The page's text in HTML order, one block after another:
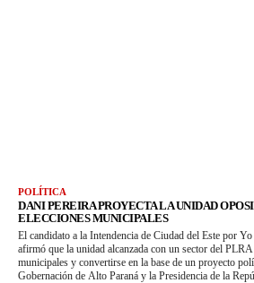
POLÍTICA
DANI PEREIRA PROYECTA LA UNIDAD
ELECCIONES MUNICIPALES
El candidato a la Intendencia de Ciudad del Este por
afirmó que la unidad alcanzada con un sector del
municipales y convertirse en la base de un proyecto
Gobernación de Alto Paraná y la Presidencia de la